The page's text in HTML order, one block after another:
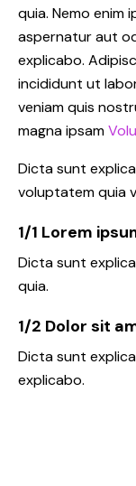
quia. Nemo enim
aspernatur aut
explicabo.
incididunt ut
veniam quis
magna ipsam
Dicta sunt
voluptatem quia
1/1 Lorem
Dicta sunt
quia.
1/2 Dolor sit
Dicta sunt
explicabo.